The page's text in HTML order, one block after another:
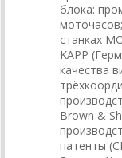
блока:
станках
KAPP
качества
Brown &
патенты